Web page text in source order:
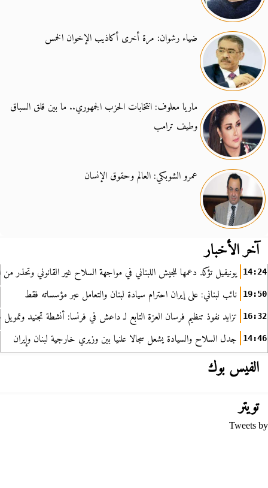
ضياء رشوان: مرة أخرى أكاذيب الإخوان الخمس
ماريا معلوف: انتخابات الحزب الجمهوري.. ما بين قلق السباق
وطيف ترامب
عمرو الشوبكي: العالم وحقوق الإنسان
آخر الأخبار
14:24 يونيفيل تؤكد دعمها للجيش اللبناني في مواجهة السلاح غير القانوني وتحذر من
19:50 نائب لبناني: على إيران احترام سيادة لبنان والتعامل عبر مؤسساته فقط
16:32 تزايد نفوذ تنظيم فرسان العزة التابع لـ داعش في فرنسا: أنشطة تجنيد
14:46 جدل السلاح والسيادة يشعل سجالا علنيا بين وزيري خارجية لبنان وإيران
الفيس بوك
تويتر
Tweets by